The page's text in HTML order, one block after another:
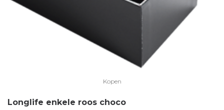
Kopen
Longlife enkele roos choco